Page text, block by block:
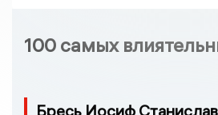
100 самых
Бресь Иосиф